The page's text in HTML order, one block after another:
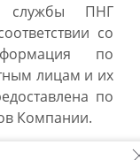
службы ПНГ
со
по
лицам и их
по
Компании.